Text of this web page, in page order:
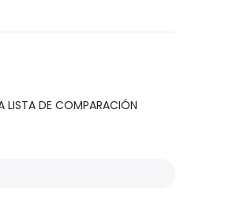
LISTA DE COMPARACIÓN